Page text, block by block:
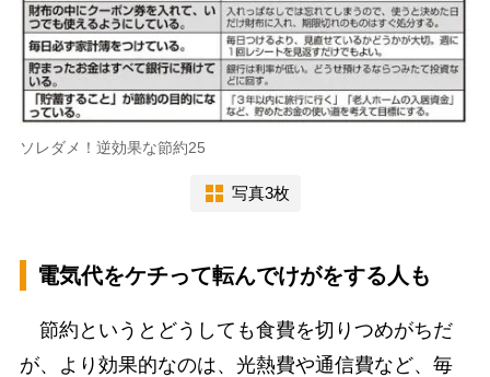
ソレダメ！逆効果な節約25
写真3枚
電気代をケチって転んでけがをする人も
節約というとどうしても食費を切りつめがちだ
が、より効果的なのは、光熱費や通信費など、毎